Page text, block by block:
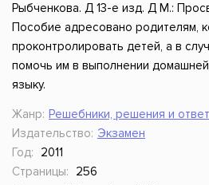
Рыбченкова. Д 13-е изд. Д М.:
Пособие адресовано родителям,
проконтролировать детей, а в
помочь им в выполнении
языку.
Жанр: Решебники, решения и
Издательство: Экзамен
Год:
2011
Страницы:
256